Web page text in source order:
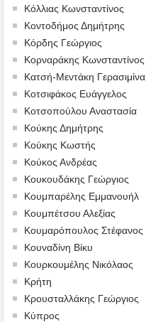
Κόλλιας Κωνσταντίνος
Κοντοδήμος Δημήτρης
Κόρδης Γεώργιος
Κορναράκης Κωνσταντίνος
Κατσή-Μεντάκη Γερασιμίνα
Κοτσιφάκος Ευάγγελος
Κοτσοπούλου Αναστασία
Κούκης Δημήτρης
Κούκης Κωστής
Κούκος Ανδρέας
Κουκουδάκης Γεώργιος
Κουμπαρέλης Εμμανουήλ
Κουμπέτσου Αλεξίας
Κουμαρόπουλος Στέφανος
Κουναδίνη Βίκυ
Κουρκουμέλης Νικόλαος
Κρήτη
Κρουσταλλάκης Γεώργιος
Κύπρος